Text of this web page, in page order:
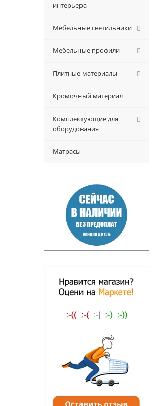
интерьера
Мебельные светильники
Мебельные профили
Плитные материалы
Кромочный материал
Комплектующие для
оборудования
Матрасы